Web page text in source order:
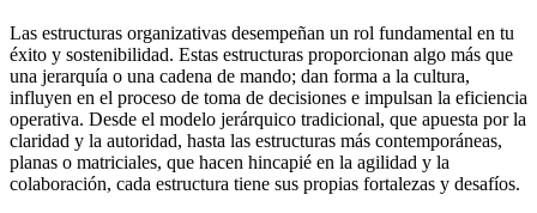
Las estructuras organizativas desempeñan un rol fundamental en tu
éxito y sostenibilidad. Estas estructuras proporcionan algo más que
una jerarquía o una cadena de mando; dan forma a la cultura,
influyen en el proceso de toma de decisiones e impulsan la eficiencia
operativa. Desde el modelo jerárquico tradicional, que apuesta por la
claridad y la autoridad, hasta las estructuras más contemporáneas,
planas o matriciales, que hacen hincapié en la agilidad y la
colaboración, cada estructura tiene sus propias fortalezas y desafíos.